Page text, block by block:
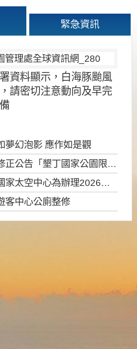
緊急資訊
資料顯示，白海豚颱風
請密切注意動向及早完
夢幻泡影 應作如是觀
告「墾丁國家公園限制水域遊憩活動之種類、範圍、時間及行為」，自即日生效。
太空中心為辦理2026台灣盃火箭競賽，陸、海、空域警戒及協調相關事宜，因颱風備案事宜
客中心公廁整修